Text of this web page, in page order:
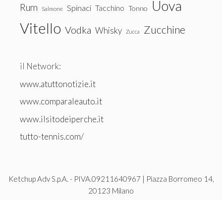
Rum Salmone Spinaci Tacchino Tonno Uova
Vitello Vodka Whisky Zucca Zucchine
il Network:
www.atuttonotizie.it
www.comparaleauto.it
www.ilsitodeiperche.it
tutto-tennis.com/
Ketchup Adv S.p.A. - PIVA.09211640967 | Piazza Borromeo 14,
20123 Milano